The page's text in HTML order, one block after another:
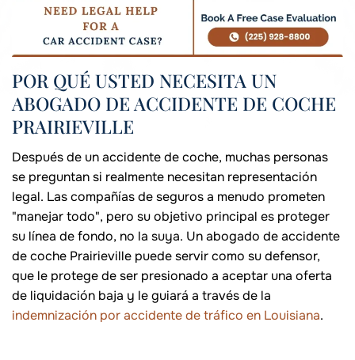
POR QUÉ USTED NECESITA UN
ABOGADO DE ACCIDENTE DE COCHE
PRAIRIEVILLE
Después de un accidente de coche, muchas personas
se preguntan si realmente necesitan representación
legal. Las compañías de seguros a menudo prometen
"manejar todo", pero su objetivo principal es proteger
su línea de fondo, no la suya. Un abogado de accidente
de coche Prairieville puede servir como su defensor,
que le protege de ser presionado a aceptar una oferta
de liquidación baja y le guiará a través de la
indemnización por accidente de tráfico en Louisiana.